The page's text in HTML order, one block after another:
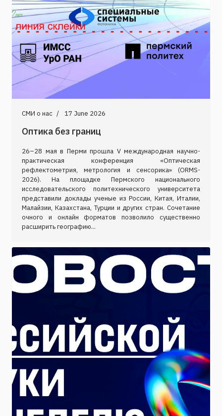
СМИ о нас 17 June 2026
Оптика без границ
26–28 мая в Перми прошла V международная научно-
практическая конференция «Оптическая
рефлектометрия, метрология и сенсорика» (ORMS-
2026). На площадке Пермского национального
исследовательского политехнического университета
представили доклады ученые из России, Китая, Италии,
Малайзии, Казахстана, Турции и других стран. Сочетание
очного и онлайн форматов позволило существенно
расширить географию...